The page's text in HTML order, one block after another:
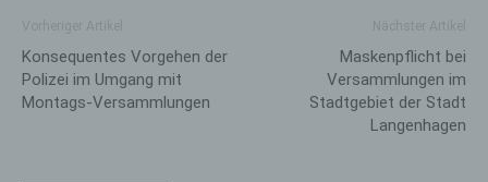
Konsequentes Vorgehen der
Polizei im Umgang mit
Montags-Versammlungen
Maskenpflicht bei
Versammlungen im
Stadtgebiet der Stadt
Langenhagen